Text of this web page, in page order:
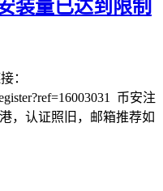
装量已达到限制
：
币安注
，认证照旧，邮箱推荐如